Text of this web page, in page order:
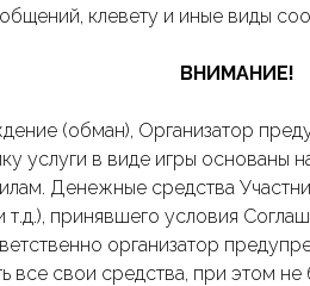
клевету и иные виды
ВНИМАНИЕ!
(обман), Организатор
услуги в виде игры
Денежные средства
принявшего условия
организатор
свои средства, при этом не